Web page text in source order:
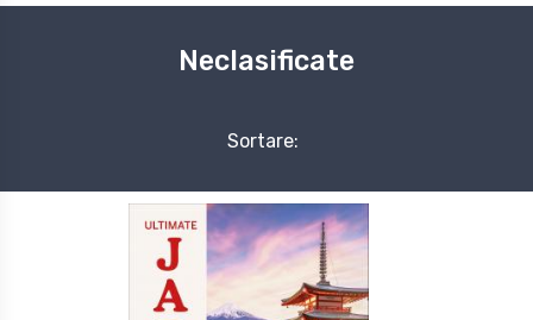
Neclasificate
Sortare: